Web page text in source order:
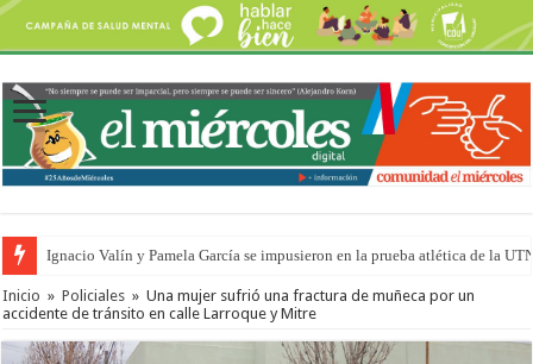
Ignacio Valín y Pamela García se impusieron en la prueba atlética de la
Inicio » Policiales » Una mujer sufrió una fractura de muñeca por un
accidente de tránsito en calle Larroque y Mitre